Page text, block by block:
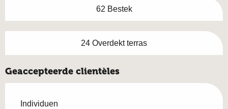
62 Bestek
24 Overdekt terras
Geaccepteerde clientèles
Individuen